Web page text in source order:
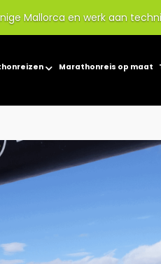
Mallorca en werk aan
Marathonreis op maat